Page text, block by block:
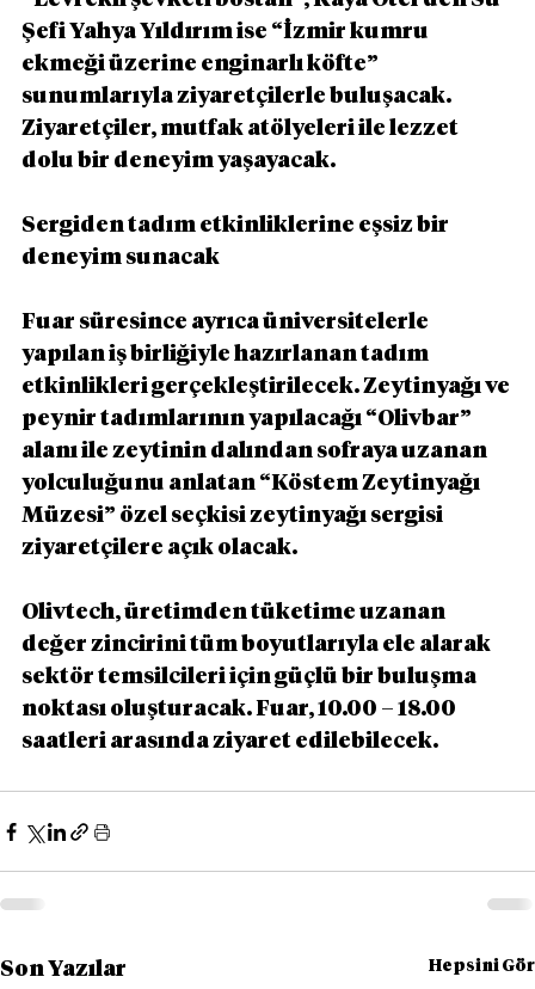
Şefi Yahya Yıldırım ise “İzmir kumru
ekmeği üzerine enginarlı köfte”
sunumlarıyla ziyaretçilerle buluşacak.
Ziyaretçiler, mutfak atölyeleri ile lezzet
dolu bir deneyim yaşayacak.
Sergiden tadım etkinliklerine eşsiz bir
deneyim sunacak
Fuar süresince ayrıca üniversitelerle
yapılan iş birliğiyle hazırlanan tadım
etkinlikleri gerçekleştirilecek. Zeytinyağı ve
peynir tadımlarının yapılacağı “Olivbar”
alanı ile zeytinin dalından sofraya uzanan
yolculuğunu anlatan “Köstem Zeytinyağı
Müzesi” özel seçkisi zeytinyağı sergisi
ziyaretçilere açık olacak.
Olivtech, üretimden tüketime uzanan
değer zincirini tüm boyutlarıyla ele alarak
sektör temsilcileri için güçlü bir buluşma
noktası oluşturacak. Fuar, 10.00 – 18.00
saatleri arasında ziyaret edilebilecek.
Son Yazılar Hepsini Gör